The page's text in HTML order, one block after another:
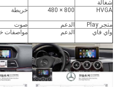
شغالة
HVGA
800 × 480 خريطة
متجر Play
الدعم صوت
واي فاي
الدعم مواصفات